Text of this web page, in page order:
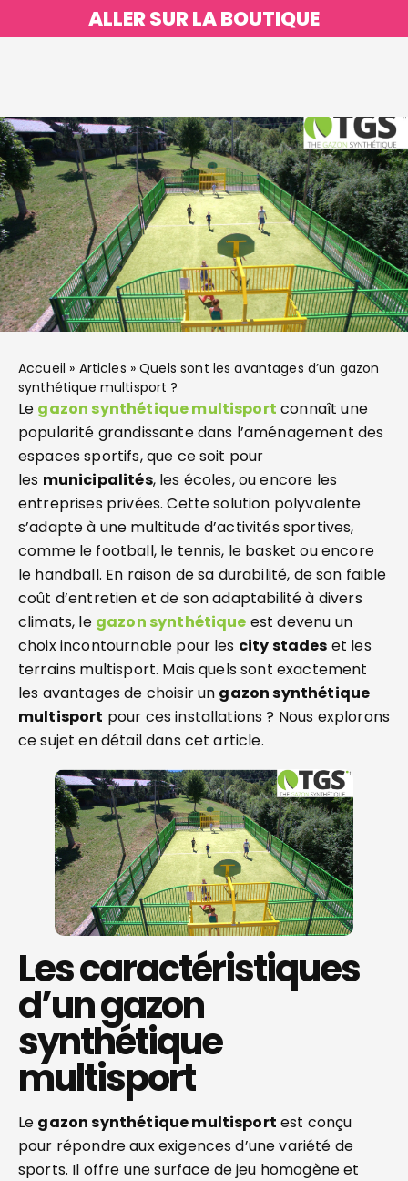
ALLER SUR LA BOUTIQUE
Accueil » Articles »Quels sont les avantages d’un gazon
synthétique multisport ?
Le gazon synthétique multisport connaît une
popularité grandissante dans l’aménagement des
espaces sportifs, que ce soit pour
les municipalités, les écoles, ou encore les
entreprises privées. Cette solution polyvalente
s’adapte à une multitude d’activités sportives,
comme le football, le tennis, le basket ou encore
le handball. En raison de sa durabilité, de son faible
coût d’entretien et de son adaptabilité à divers
climats, le gazon synthétique est devenu un
choix incontournable pour les city stades et les
terrains multisport. Mais quels sont exactement
les avantages de choisir un gazon synthétique
multisport pour ces installations ? Nous explorons
ce sujet en détail dans cet article.
Les caractéristiques
d’un gazon
synthétique
multisport
Le gazon synthétique multisport est conçu
pour répondre aux exigences d’une variété de
sports. Il offre une surface de jeu homogène et